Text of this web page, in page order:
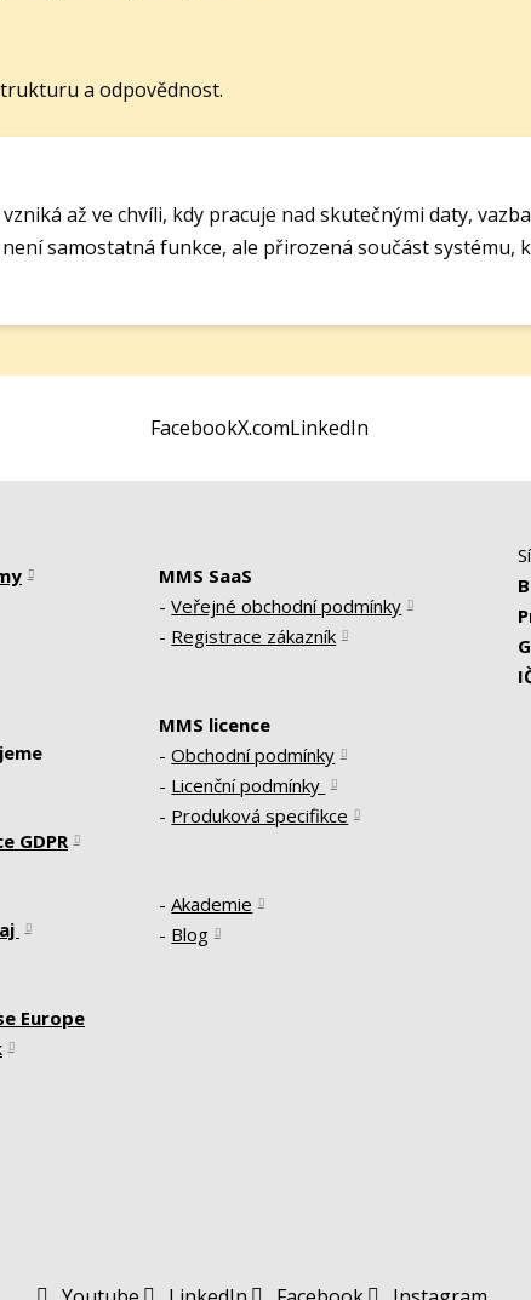
a odpovědnost.
až ve chvíli, kdy pracuje nad skutečnými daty,
samostatná funkce, ale přirozená součást systému,
FacebookX.comLinkedIn
GDPR
Europe
MMS SaaS
-Veřejné obchodní podmínky
- Registrace zákazník
MMS licence
-Obchodní podmínky
- Licenční podmínky
- Produková specifikce
-Akademie
- Blog